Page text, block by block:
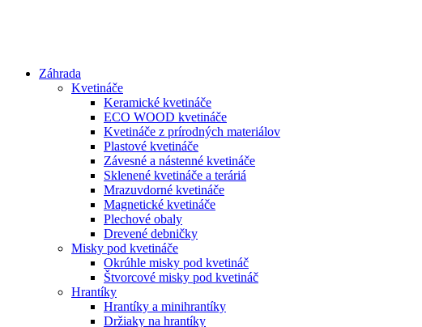
Záhrada
Kvetináče
Keramické kvetináče
ECO WOOD kvetináče
Kvetináče z prírodných materiálov
Plastové kvetináče
Závesné a nástenné kvetináče
Sklenené kvetináče a teráriá
Mrazuvdorné kvetináče
Magnetické kvetináče
Plechové obaly
Drevené debničky
Misky pod kvetináče
Okrúhle misky pod kvetináč
Štvorcové misky pod kvetináč
Hrantíky
Hrantíky a minihrantíky
Držiaky na hrantíky